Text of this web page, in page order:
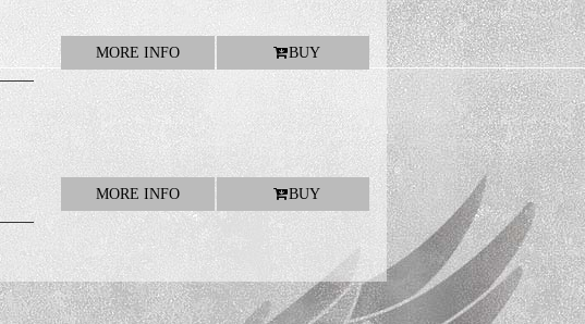
道館 2026 ～SINGLES+1～」映像化！
MORE INFO BUY
MORE INFO BUY